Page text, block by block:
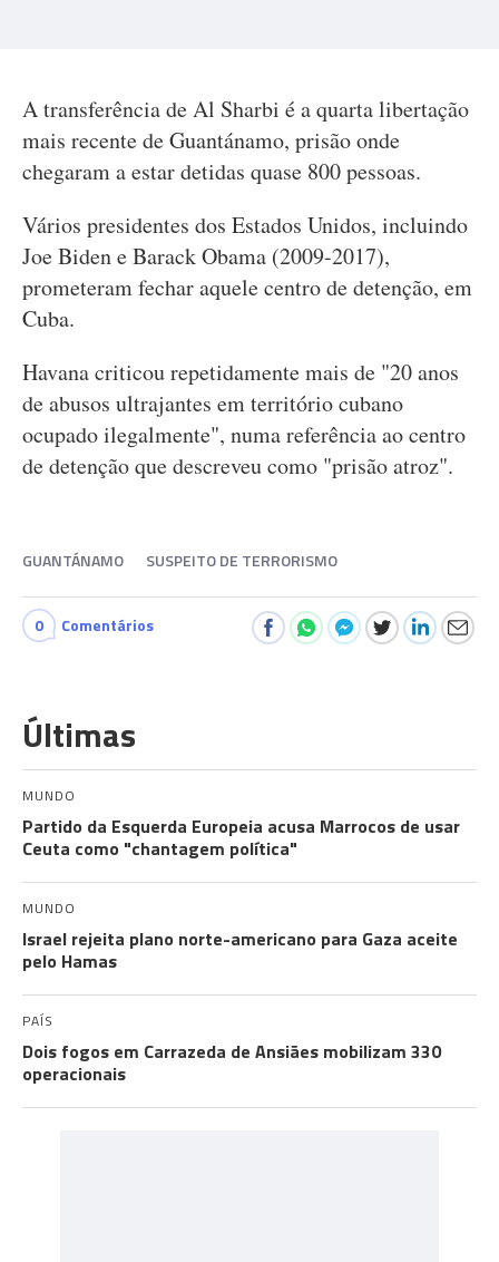
A transferência de Al Sharbi é a quarta libertação
mais recente de Guantánamo, prisão onde
chegaram a estar detidas quase 800 pessoas.
Vários presidentes dos Estados Unidos, incluindo
Joe Biden e Barack Obama (2009-2017),
prometeram fechar aquele centro de detenção, em
Cuba.
Havana criticou repetidamente mais de "20 anos
de abusos ultrajantes em território cubano
ocupado ilegalmente", numa referência ao centro
de detenção que descreveu como "prisão atroz".
GUANTÁNAMO SUSPEITO DE TERRORISMO
0 Comentários
Últimas
MUNDO
Partido da Esquerda Europeia acusa Marrocos de usar
Ceuta como "chantagem política"
MUNDO
Israel rejeita plano norte-americano para Gaza aceite
pelo Hamas
PAÍS
Dois fogos em Carrazeda de Ansiães mobilizam 330
operacionais